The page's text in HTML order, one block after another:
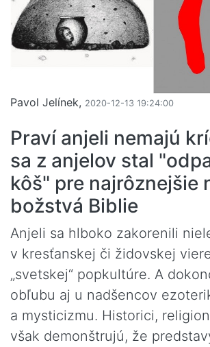
Pavol Jelínek, 2020-12-13 19:24:00
Praví anjeli nemajú
sa z anjelov stal
kôš" pre najrôznejšie
božstvá Biblie
Anjeli sa hlboko zakorenili
v kresťanskej či židovskej
„svetskej“ popkultúre. A
obľubu aj u nadšencov
a mysticizmu. Historici,
však demonštrujú, že